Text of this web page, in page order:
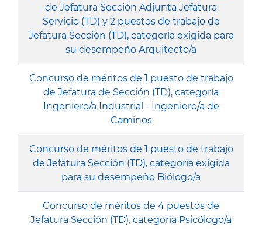
de Jefatura Sección Adjunta Jefatura
Servicio (TD) y 2 puestos de trabajo de
Jefatura Sección (TD), categoría exigida para
su desempeño Arquitecto/a
Concurso de méritos de 1 puesto de trabajo
de Jefatura de Sección (TD), categoría
Ingeniero/a Industrial - Ingeniero/a de
Caminos
Concurso de méritos de 1 puesto de trabajo
de Jefatura Sección (TD), categoría exigida
para su desempeño Biólogo/a
Concurso de méritos de 4 puestos de
Jefatura Sección (TD), categoría Psicólogo/a